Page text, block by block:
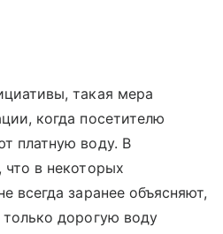
такая мера
когда посетителю
платную воду. В
в некоторых
всегда заранее объясняют,
дорогую воду